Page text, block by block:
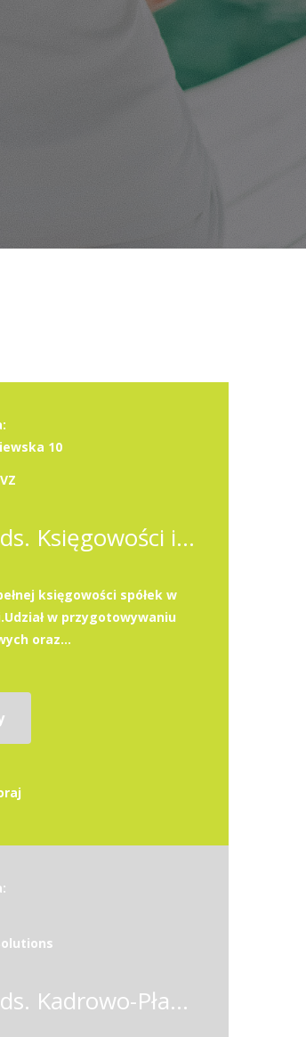
10
Specjalista / Specjalistka ds. Księgowości i Podatków
księgowości spółek w
w przygotowywaniu
oraz...
Specjalista / Specjalistka ds. Kadrowo-Płacowych